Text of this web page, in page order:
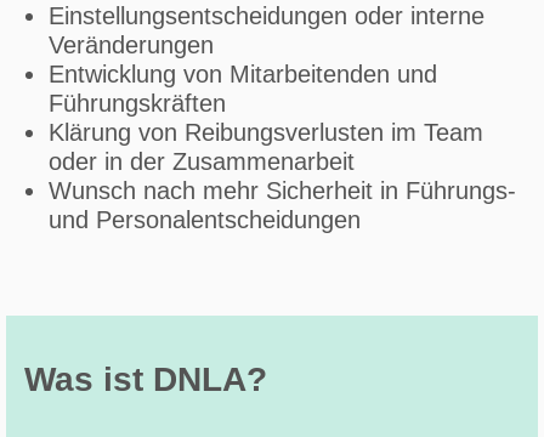
Einstellungsentscheidungen oder interne
Veränderungen
Entwicklung von Mitarbeitenden und
Führungskräften
Klärung von Reibungsverlusten im Team
oder in der Zusammenarbeit
Wunsch nach mehr Sicherheit in Führungs-
und Personalentscheidungen
Was ist DNLA?